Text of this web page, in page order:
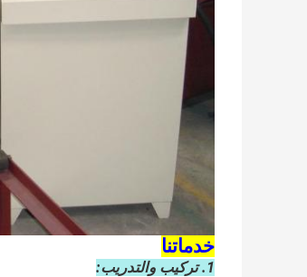
خدماتنا
1. تركيب والتدريب: